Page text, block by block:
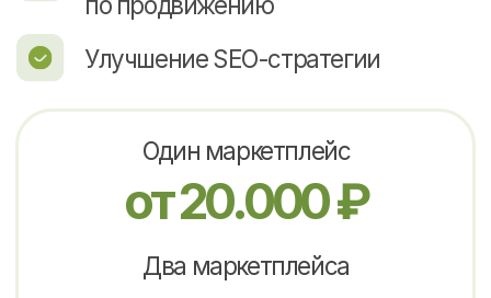
Бесплатный аудит вашего магазина
Эффективное
продвижение товаров
на маркетплейсах: